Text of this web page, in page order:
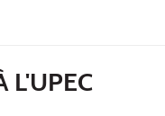
L'UPEC